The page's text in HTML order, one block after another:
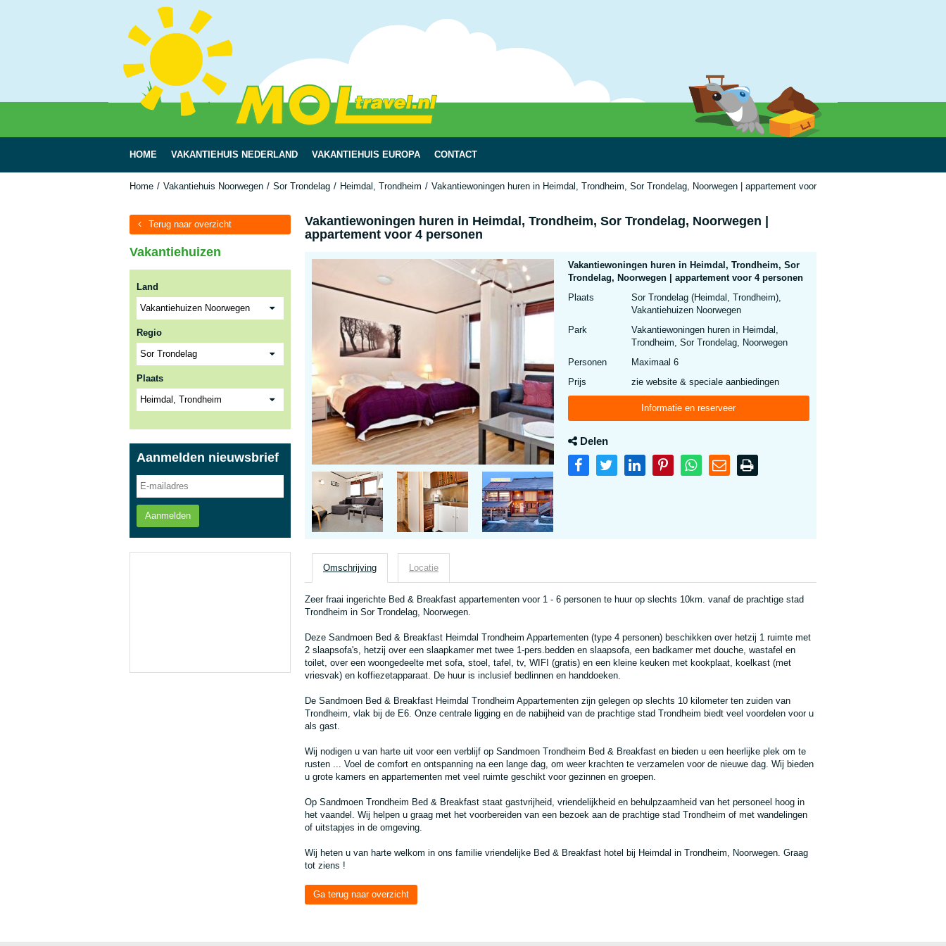
HOME VAKANTIEHUIS NEDERLAND VAKANTIEHUIS EUROPA CONTACT
Home Vakantiehuis Noorwegen Sor Trondelag Heimdal, Trondheim Vakantiewoningen huren in Heimdal, Trondheim, Sor Trondelag, Noorwegen | appartement voor 4 personen
Vakantiewoningen huren in Heimdal, Trondheim, Sor Trondelag, Noorwegen |
appartement voor 4 personen
Vakantiewoningen huren in Heimdal, Trondheim, Sor
Trondelag, Noorwegen | appartement voor 4 personen
Plaats
Sor Trondelag (Heimdal, Trondheim),
Vakantiehuizen Noorwegen
Park
Vakantiewoningen huren in Heimdal,
Trondheim, Sor Trondelag, Noorwegen
Personen
Maximaal 6
Prijs
zie website & speciale aanbiedingen
Informatie en reserveer
Delen
Omschrijving Locatie
Zeer fraai ingerichte Bed & Breakfast appartementen voor 1 - 6 personen te huur op slechts 10km. vanaf de prachtige stad
Trondheim in Sor Trondelag, Noorwegen.
Deze Sandmoen Bed & Breakfast Heimdal Trondheim Appartementen (type 4 personen) beschikken over hetzij 1 ruimte met
2 slaapsofa's, hetzij over een slaapkamer met twee 1-pers.bedden en slaapsofa, een badkamer met douche, wastafel en
toilet, over een woongedeelte met sofa, stoel, tafel, tv, WIFI (gratis) en een kleine keuken met kookplaat, koelkast (met
vriesvak) en koffiezetapparaat. De huur is inclusief bedlinnen en handdoeken.
De Sandmoen Bed & Breakfast Heimdal Trondheim Appartementen zijn gelegen op slechts 10 kilometer ten zuiden van
Trondheim, vlak bij de E6. Onze centrale ligging en de nabijheid van de prachtige stad Trondheim biedt veel voordelen voor u
als gast.
Wij nodigen u van harte uit voor een verblijf op Sandmoen Trondheim Bed & Breakfast en bieden u een heerlijke plek om te
rusten ... Voel de comfort en ontspanning na een lange dag, om weer krachten te verzamelen voor de nieuwe dag. Wij bieden
u grote kamers en appartementen met veel ruimte geschikt voor gezinnen en groepen.
Op Sandmoen Trondheim Bed & Breakfast staat gastvrijheid, vriendelijkheid en behulpzaamheid van het personeel hoog in
het vaandel. Wij helpen u graag met het voorbereiden van een bezoek aan de prachtige stad Trondheim of met wandelingen
of uitstapjes in de omgeving.
Wij heten u van harte welkom in ons familie vriendelijke Bed & Breakfast hotel bij Heimdal in Trondheim, Noorwegen. Graag
tot ziens !
Ga terug naar overzicht
Terug naar overzicht
Vakantiehuizen
Land
Regio
Plaats
Aanmelden nieuwsbrief
Aanmelden